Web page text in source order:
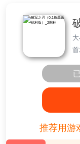
推荐用游